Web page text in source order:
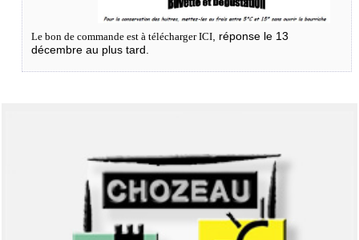
Le bon de commande est à téléchargerICI , réponse le 13
décembre au plus tard.